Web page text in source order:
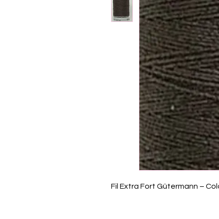
Fil Extra Fort Gütermann –